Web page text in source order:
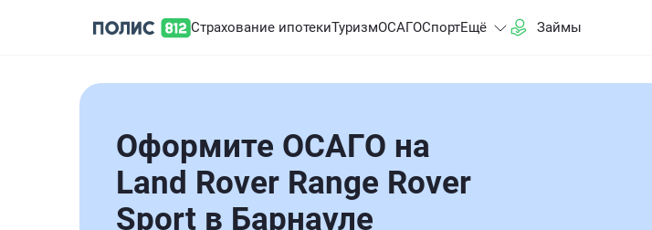
Страхование ипотекиТуризмОСАГОСпортЕщё Займы
Оформите ОСАГО на
Land Rover Range Rover
Sport в Барнауле